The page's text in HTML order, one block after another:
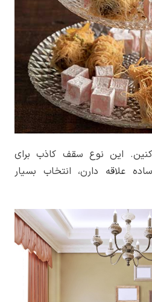
این نوع سقف کاذب برای
علاقه دارن، انتخاب بسیار